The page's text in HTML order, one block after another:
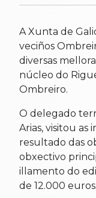
A Xunta de
veciños
diversas
núcleo do
Ombreiro.
O delegado
Arias, visitou as
resultado das
obxectivo
illamento do
de 12.000 euros.